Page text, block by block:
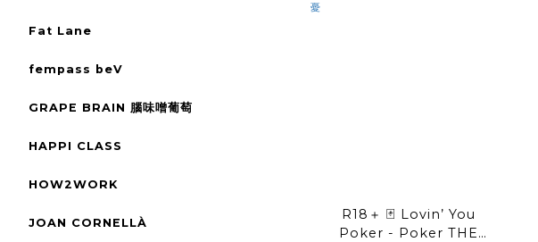
Fat Lane
fempass beV
GRAPE BRAIN 腦味噌葡萄
HAPPI CLASS
HOW2WORK
JOAN CORNELLÀ
R18＋ 🃏 Lovin’ You
Poker - Poker THE